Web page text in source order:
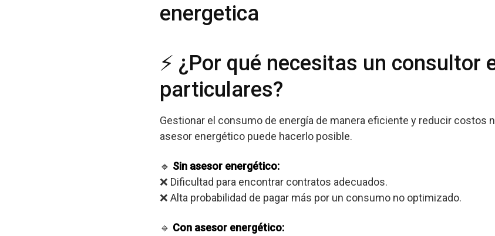
energetica
⚡ ¿Por qué necesitas un consultor
particulares?
Gestionar el consumo de energía de manera eficiente y reducir costos
asesor energético puede hacerlo posible.
🔹 Sin asesor energético:
❌ Dificultad para encontrar contratos adecuados.
❌ Alta probabilidad de pagar más por un consumo no optimizado.
🔹 Con asesor energético: